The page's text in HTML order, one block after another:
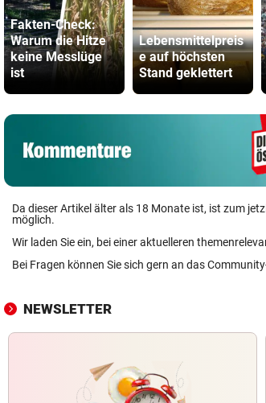
Fakten-Check:
Warum die Hitze
keine Messlüge
ist
Lebensmittelpreis
e auf höchsten
Stand geklettert
Da dieser Artikel älter als 18 Monate ist, ist zum
möglich.
Wir laden Sie ein, bei einer aktuelleren
Bei Fragen können Sie sich gern an das
NEWSLETTER